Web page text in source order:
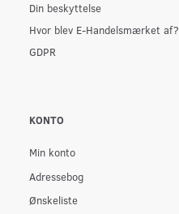
Din beskyttelse
Hvor blev E-Handelsmærket af?
GDPR
KONTO
Min konto
Adressebog
Ønskeliste